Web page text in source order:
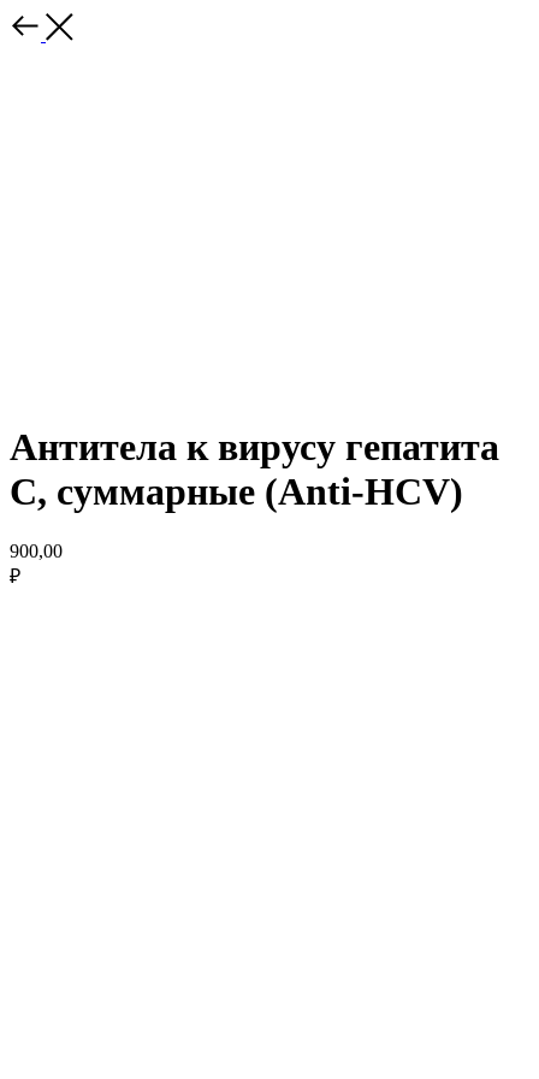
Антитела к вирусу гепатита
С, суммарные (Anti-HCV)
900,00
₽